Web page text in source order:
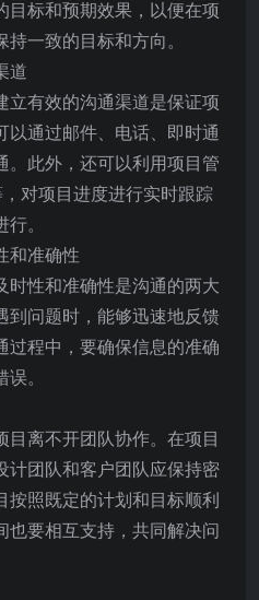
目标和预期效果，以便在项
一致的目标和方向。
道
立有效的沟通渠道是保证项
以通过邮件、电话、即时通
。此外，还可以利用项目管
对项目进度进行实时跟踪
。
和准确性
时性和准确性是沟通的两大
到问题时，能够迅速地反馈
过程中，要确保信息的准确
。
目离不开团队协作。在项目
计团队和客户团队应保持密
按照既定的计划和目标顺利
也要相互支持，共同解决问